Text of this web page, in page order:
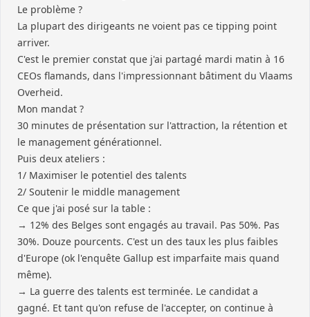
Le problème ?
La plupart des dirigeants ne voient pas ce tipping point
arriver.
C'est le premier constat que j'ai partagé mardi matin à 16
CEOs flamands, dans l'impressionnant bâtiment du Vlaams
Overheid.
Mon mandat ?
30 minutes de présentation sur l'attraction, la rétention et
le management générationnel.
Puis deux ateliers :
1/ Maximiser le potentiel des talents
2/ Soutenir le middle management
Ce que j'ai posé sur la table :
→ 12% des Belges sont engagés au travail. Pas 50%. Pas
30%. Douze pourcents. C'est un des taux les plus faibles
d'Europe (ok l'enquête Gallup est imparfaite mais quand
même).
→ La guerre des talents est terminée. Le candidat a
gagné. Et tant qu'on refuse de l'accepter, on continue à